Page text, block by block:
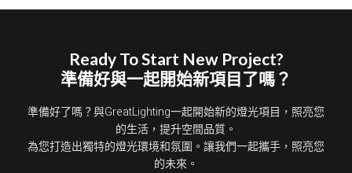
Ready To Start New Project?
準備好與一起開始新項目了嗎？
準備好了嗎？與GreatLighting一起開始新的燈光項目，照亮您
的生活，提升空間品質。
為您打造出獨特的燈光環境和氛圍。讓我們一起攜手，照亮您
的未來。